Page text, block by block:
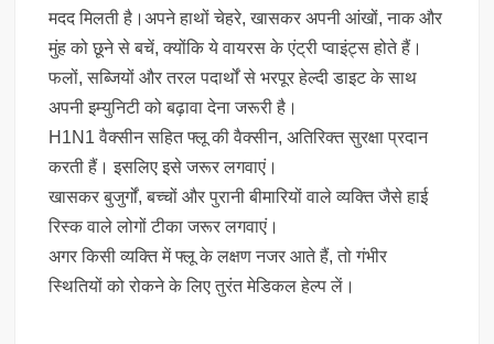
मदद मिलती है।अपने हाथों चेहरे, खासकर अपनी आंखों, नाक और
मुंह को छूने से बचें, क्योंकि ये वायरस के एंट्री प्वाइंट्स होते हैं।
फलों, सब्जियों और तरल पदार्थों से भरपूर हेल्दी डाइट के साथ
अपनी इम्युनिटी को बढ़ावा देना जरूरी है।
H1N1 वैक्सीन सहित फ्लू की वैक्सीन, अतिरिक्त सुरक्षा प्रदान
करती हैं। इसलिए इसे जरूर लगवाएं।
खासकर बुजुर्गों, बच्चों और पुरानी बीमारियों वाले व्यक्ति जैसे हाई
रिस्क वाले लोगों टीका जरूर लगवाएं।
अगर किसी व्यक्ति में फ्लू के लक्षण नजर आते हैं, तो गंभीर
स्थितियों को रोकने के लिए तुरंत मेडिकल हेल्प लें।